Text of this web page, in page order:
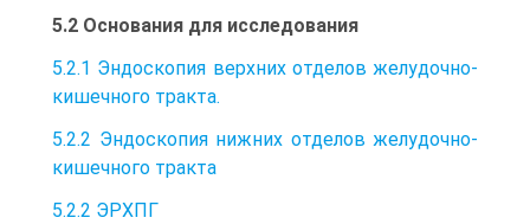
5.2 Основания для исследования
5.2.1 Эндоскопия верхних отделов желудочно-
кишечного тракта.
5.2.2 Эндоскопия нижних отделов желудочно-
кишечного тракта
5.2.2 ЭРХПГ